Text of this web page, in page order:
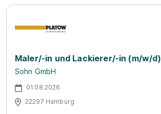
Maler/-in und Lackierer/-in (m/w/d)
Sohn GmbH
01.08.2026
22297 Hamburg